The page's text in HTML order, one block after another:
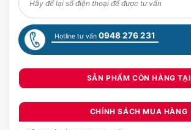
Hotline tư vấn 0948 276 231
SẢN PHẨM CÒN HÀNG TẠI
CHÍNH SÁCH MUA HÀNG